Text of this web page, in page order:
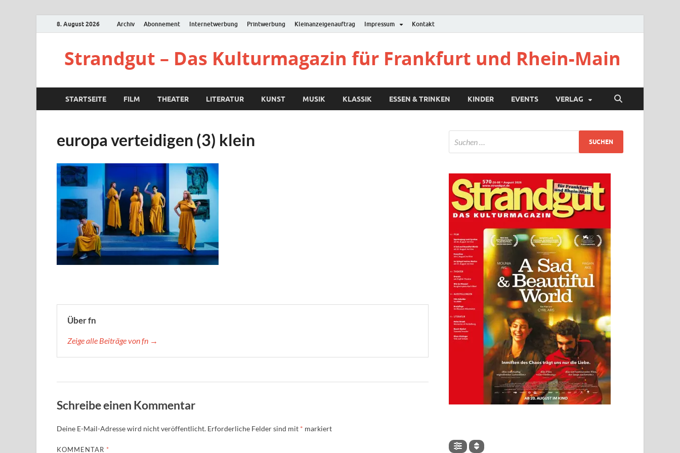
8. August 2026 Archiv Abonnement Internetwerbung Printwerbung Kleinanzeigenauftrag Impressum Kontakt
Strandgut – Das Kulturmagazin für Frankfurt und Rhein-Main
STARTSEITE FILM THEATER LITERATUR KUNST MUSIK KLASSIK ESSEN & TRINKEN KINDER EVENTS VERLAG
europa verteidigen (3) klein
Über fn
Zeige alle Beiträge von fn →
Schreibe einen Kommentar
Deine E-Mail-Adresse wird nicht veröffentlicht. Erforderliche Felder sind mit * markiert
KOMMENTAR *